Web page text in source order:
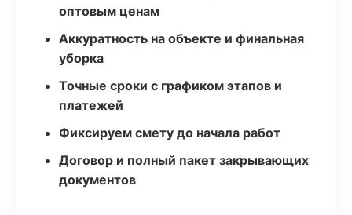
оптовым ценам
Аккуратность на объекте и финальная
уборка
Точные сроки с графиком этапов и
платежей
Фиксируем смету до начала работ
Договор и полный пакет закрывающих
документов